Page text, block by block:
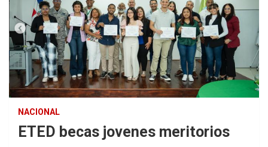
NACIONAL
ETED becas jovenes meritorios